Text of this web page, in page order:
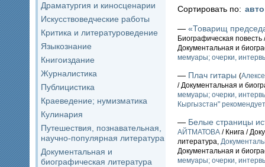
Драматургия и киносценарии
Искусствоведческие работы
Критика и литературоведение
Языкознание
Книгоиздание
Журналистика
Публицистика
Краеведение; нумизматика
Кулинария
Путешествия, познавательная,
научно-популярная литература
Документальная и
биографическая литература
Сортировать по:
— «Товарищ
Биографическая
Документальная и
мемуары; очерки,
— Плач гитары (
/ Документальная и
мемуары; очерки,
Кыргызстан"
— Белые страницы
АЙТМАТОВА / Книга /
литература,
Документальная и
мемуары; очерки,